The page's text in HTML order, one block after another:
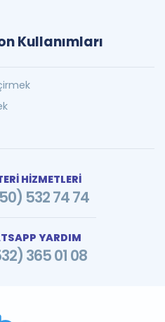
Kullanımları
HİZMETLERİ
532 74 74
YARDIM
365 01 08